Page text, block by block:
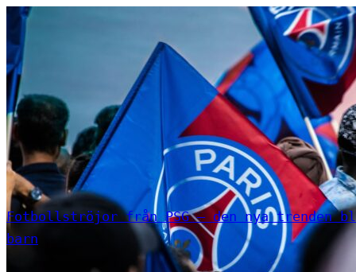
Fotbollströjor från PSG – den nya trenden
barn